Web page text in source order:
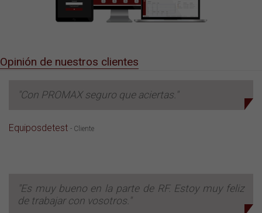
Opinión de nuestros clientes
"Con PROMAX seguro que aciertas."
Equiposdetest - Cliente
"Es muy bueno en la parte de RF. Estoy muy feliz
de trabajar con vosotros."